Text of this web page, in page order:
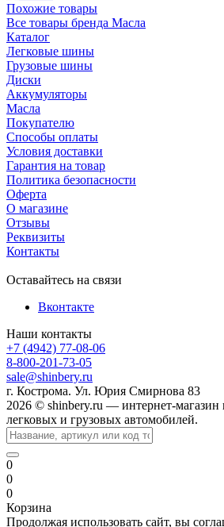
Похожие товары
Все товары бренда Масла
Каталог
Легковые шины
Грузовые шины
Диски
Аккумуляторы
Масла
Покупателю
Способы оплаты
Условия доставки
Гарантия на товар
Политика безопасности
Оферта
О магазине
Отзывы
Реквизиты
Контакты
Оставайтесь на связи
Вконтакте
Наши контакты
+7 (4942) 77-08-06
8-800-201-73-05
sale@shinbery.ru
г. Кострома. Ул. Юрия Смирнова 83
2026 © shinbery.ru — интернет-
легковых и грузовых автомобилей.
0
0
0
Корзина
Продолжая использовать сайт, вы